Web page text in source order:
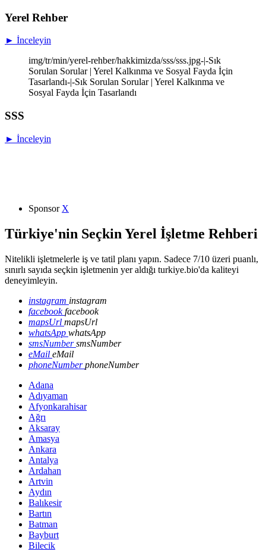
Yerel Rehber
► İnceleyin
img/tr/min/yerel-rehber/hakkimizda/sss/sss.jpg-|-Sık
Sorulan Sorular | Yerel Kalkınma ve Sosyal Fayda İçin
Tasarlandı-|-Sık Sorulan Sorular | Yerel Kalkınma ve
Sosyal Fayda İçin Tasarlandı
SSS
► İnceleyin
Sponsor X
Türkiye'nin Seçkin Yerel İşletme Rehberi
Nitelikli işletmelerle iş ve tatil planı yapın. Sadece 7/10 üzeri puanlı,
sınırlı sayıda seçkin işletmenin yer aldığı turkiye.bio'da kaliteyi
deneyimleyin.
instagram instagram
facebookfacebook
mapsUrl mapsUrl
whatsApp whatsApp
smsNumbersmsNumber
eMail eMail
phoneNumberphoneNumber
Adana
Adıyaman
Afyonkarahisar
Ağrı
Aksaray
Amasya
Ankara
Antalya
Ardahan
Artvin
Aydın
Balıkesir
Bartın
Batman
Bayburt
Bilecik